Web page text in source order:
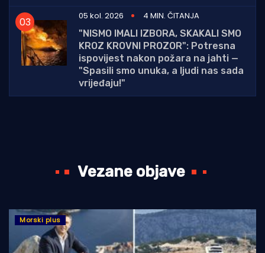
05 kol. 2026
4 MIN. ČITANJA
"NISMO IMALI IZBORA, SKAKALI SMO
KROZ KROVNI PROZOR": Potresna
ispovijest nakon požara na jahti —
"Spasili smo unuka, a ljudi nas sada
vrijeđaju!"
Vezane objave
Morski plus